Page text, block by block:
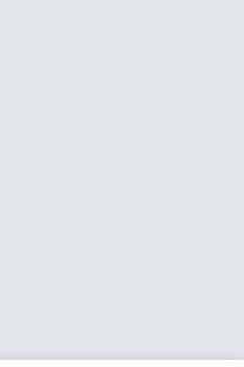
op aankomt.
van 36 maanden!